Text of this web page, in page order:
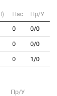
Пас
Пр/У
0 0/0
0 0/0
0 1/0
Пр/У